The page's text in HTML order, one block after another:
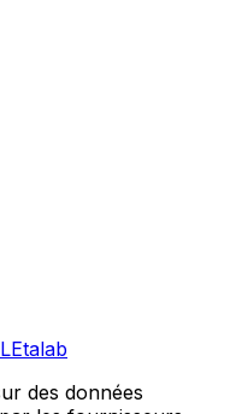
Etalab
des données